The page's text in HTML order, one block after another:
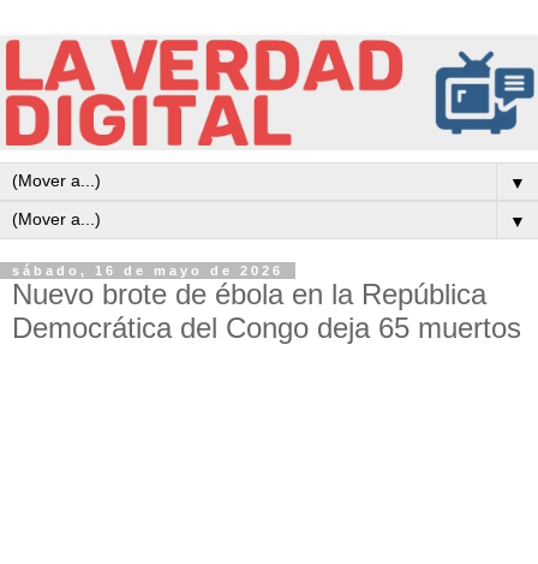
▼
▼
sábado, 16 de mayo de 2026
Nuevo brote de ébola en la República
Democrática del Congo deja 65 muertos